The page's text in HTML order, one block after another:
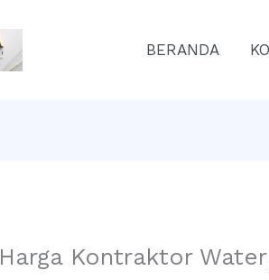
BERANDA
Harga Kontraktor